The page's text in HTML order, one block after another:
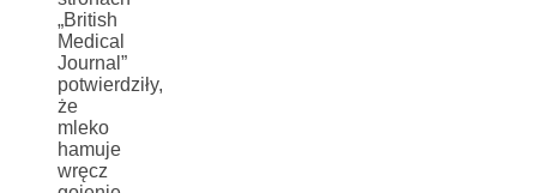
„British
Medical
Journal”
potwierdziły,
że
mleko
hamuje
wręcz